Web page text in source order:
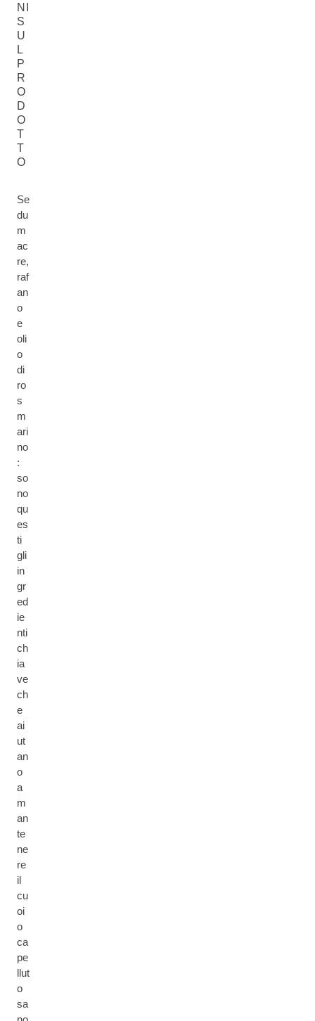
NI
S
U
L
P
R
O
D
O
T
T
O
Se
du
m
ac
re,
raf
an
o
e
oli
o
di
ro
s
m
ari
no
:
so
no
qu
es
ti
gli
in
gr
ed
ie
nti
ch
ia
ve
ch
e
ai
ut
an
o
a
m
an
te
ne
re
il
cu
oi
o
ca
pe
llut
o
sa